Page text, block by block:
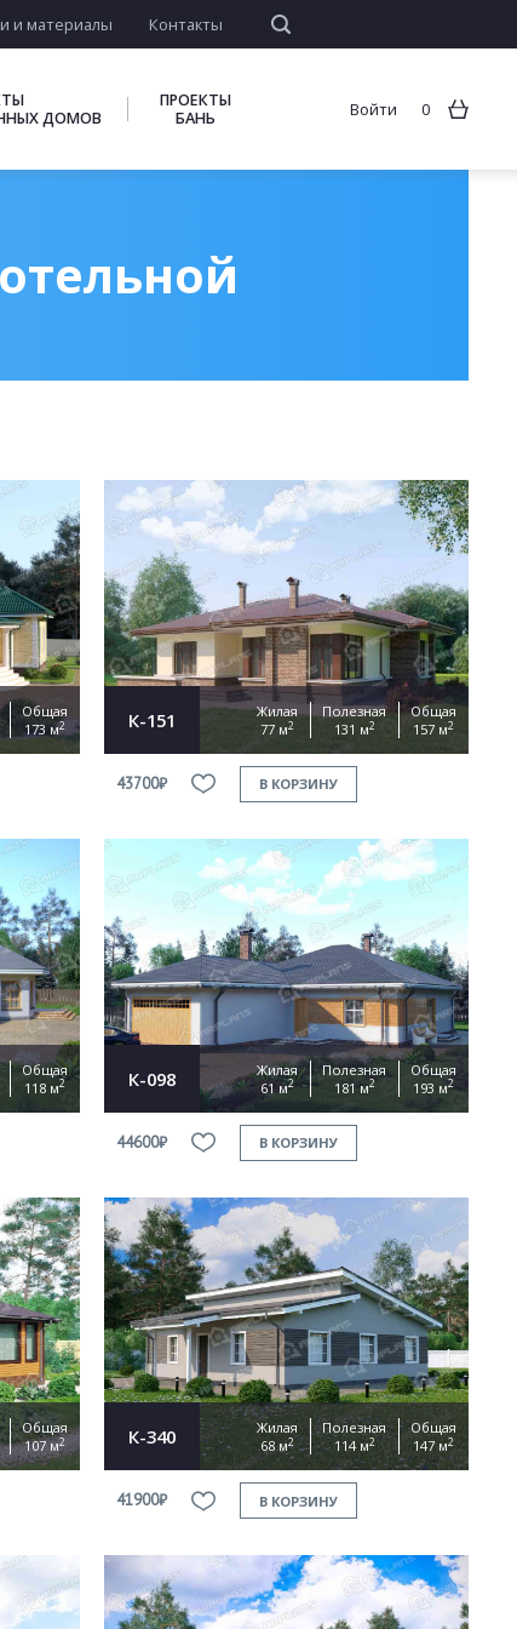
и материалы Контакты
ДОМОВ
ПРОЕКТЫ
БАНЬ
Войти 0
Общая
173 м2 К-151
Жилая
77 м2
Полезная
131 м2
Общая
157 м2
43700₽ В КОРЗИНУ
Общая
118 м2 К-098
Жилая
61 м2
Полезная
181 м2
Общая
193 м2
44600₽ В КОРЗИНУ
Общая
107 м2 К-340
Жилая
68 м2
Полезная
114 м2
Общая
147 м2
41900₽ В КОРЗИНУ